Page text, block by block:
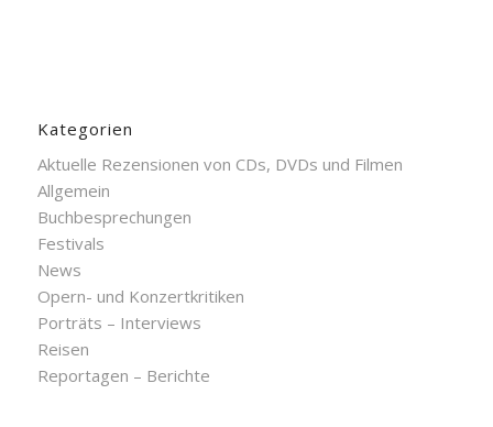
Kategorien
Aktuelle Rezensionen von CDs, DVDs und Filmen
Allgemein
Buchbesprechungen
Festivals
News
Opern- und Konzertkritiken
Porträts – Interviews
Reisen
Reportagen – Berichte